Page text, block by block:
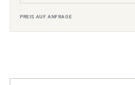
PREIS AUF ANFRAGE